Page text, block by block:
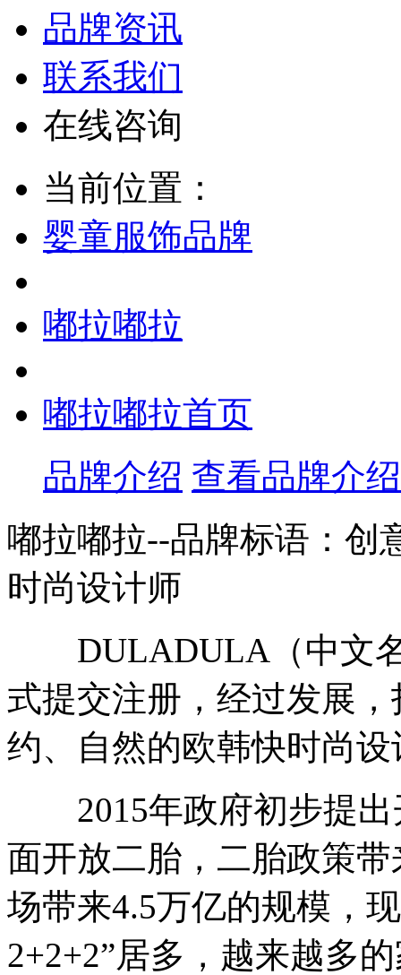
品牌资讯
联系我们
在线咨询
当前位置：
婴童服饰品牌
嘟拉嘟拉
嘟拉嘟拉首页
品牌介绍 查看品牌介绍
嘟拉嘟拉--品牌标语： 创
时尚设计师
DULADULA（中文名
式提交注册，经过发展
约、自然的欧韩快时尚
2015年政府初步提出
面开放二胎，二胎政策
场带来4.5万亿的规模，
2+2+2”居多，越来越多